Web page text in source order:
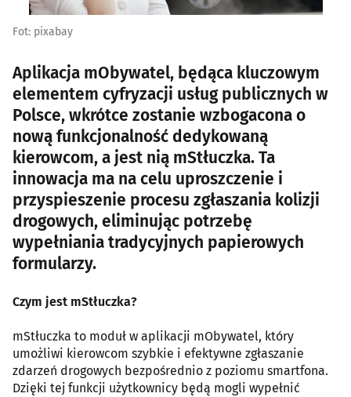
Fot: pixabay
Aplikacja mObywatel, będąca kluczowym
elementem cyfryzacji usług publicznych w
Polsce, wkrótce zostanie wzbogacona o
nową funkcjonalność dedykowaną
kierowcom, a jest nią mStłuczka. Ta
innowacja ma na celu uproszczenie i
przyspieszenie procesu zgłaszania kolizji
drogowych, eliminując potrzebę
wypełniania tradycyjnych papierowych
formularzy.
Czym jest mStłuczka?
mStłuczka to moduł w aplikacji mObywatel, który
umożliwi kierowcom szybkie i efektywne zgłaszanie
zdarzeń drogowych bezpośrednio z poziomu smartfona.
Dzięki tej funkcji użytkownicy będą mogli wypełnić